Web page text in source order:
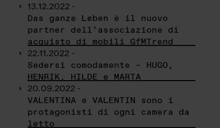
13.12.2022 -
Das ganze Leben è il nuovo
partner dell’associazione di
acquisto di mobili GfMTrend
22.11.2022 -
Sedersi comodamente – HUGO,
HENRIK, HILDE e MARTA
20.09.2022 -
VALENTINA e VALENTIN sono i
protagonisti di ogni camera da
letto